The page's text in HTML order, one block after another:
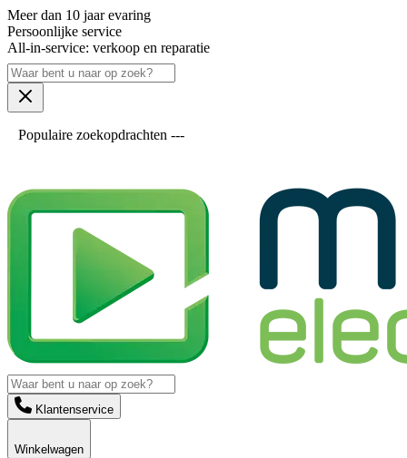
Meer dan 10 jaar evaring
Persoonlijke service
All-in-service: verkoop en reparatie
Populaire zoekopdrachten ---
Klantenservice
Winkelwagen